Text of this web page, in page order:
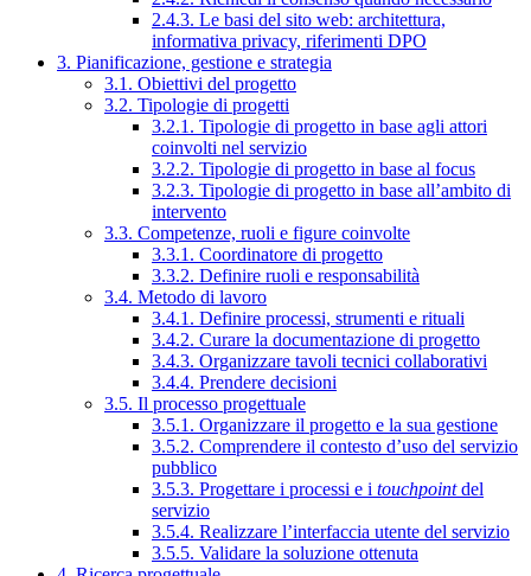
2.4.3. Le basi del sito web: architettura,
informativa privacy, riferimenti DPO
3. Pianificazione, gestione e strategia
3.1. Obiettivi del progetto
3.2. Tipologie di progetti
3.2.1. Tipologie di progetto in base agli attori
coinvolti nel servizio
3.2.2. Tipologie di progetto in base al focus
3.2.3. Tipologie di progetto in base all’ambito di
intervento
3.3. Competenze, ruoli e figure coinvolte
3.3.1. Coordinatore di progetto
3.3.2. Definire ruoli e responsabilità
3.4. Metodo di lavoro
3.4.1. Definire processi, strumenti e rituali
3.4.2. Curare la documentazione di progetto
3.4.3. Organizzare tavoli tecnici collaborativi
3.4.4. Prendere decisioni
3.5. Il processo progettuale
3.5.1. Organizzare il progetto e la sua gestione
3.5.2. Comprendere il contesto d’uso del servizio
pubblico
3.5.3. Progettare i processi e i touchpointdel
servizio
3.5.4. Realizzare l’interfaccia utente del servizio
3.5.5. Validare la soluzione ottenuta